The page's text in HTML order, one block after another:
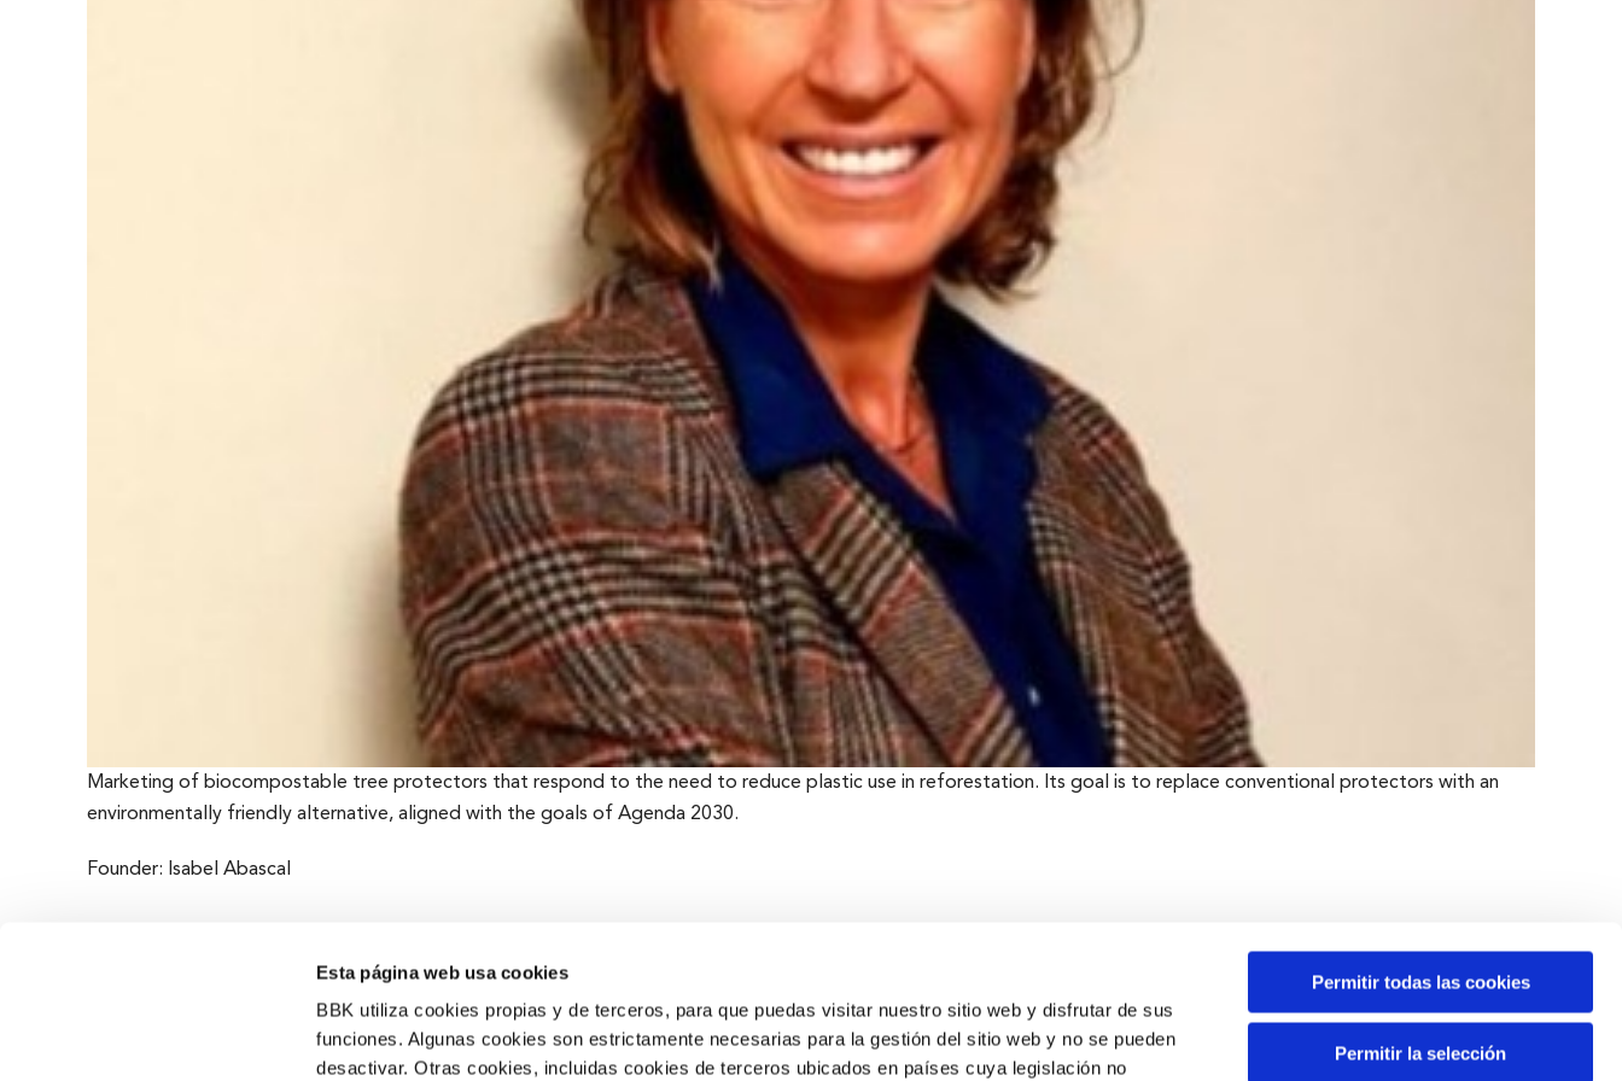
Esta página web usa cookies
BBK utiliza cookies propias y de terceros, para que puedas visitar nuestro sitio web y disfrutar de sus
funciones. Algunas cookies son estrictamente necesarias para la gestión del sitio web y no se pueden
desactivar. Otras cookies, incluidas cookies de terceros ubicados en países cuya legislación no
Permitir todas las cookies
Permitir la selección
Marketing of biocompostable tree protectors that respond to the need to reduce plastic use in reforestation. Its goal is to replace conventional protectors with an
environmentally friendly alternative, aligned with the goals of Agenda 2030.
Founder: Isabel Abascal